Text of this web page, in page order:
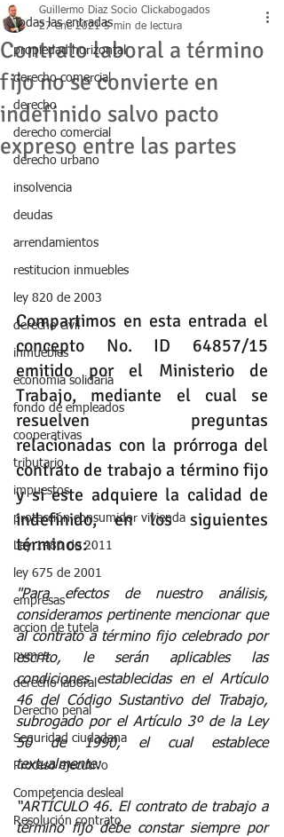
Todas las entradas
propiedad horizontal
derecho comercial
derecho
derecho comercial
derecho urbano
insolvencia
deudas
arrendamientos
restitucion inmuebles
ley 820 de 2003
derecho civil
inmuebles
economia solidaria
fondo de empleados
cooperativas
tributario
impuestos
protección consumidor vivienda
Ley 1480 de 2011
ley 675 de 2001
empresas
accion de tutela
pymes
derecho laboral
Derecho penal
Seguridad ciudadana
Proceso ejecutivo
Competencia desleal
Resolución contrato
Contrato laboral a término
fijo no se convierte en
indefinido salvo pacto
expreso entre las partes
Guillermo Diaz Socio Clickabogados
27 ene 2021 5 min de lectura
Compartimos en esta entrada el
concepto No. ID 64857/15
emitido por el Ministerio de
Trabajo, mediante el cual se
resuelven preguntas
relacionadas con la prórroga del
contrato de trabajo a término fijo
y si este adquiere la calidad de
indefinido, en los siguientes
términos:
"Para efectos de nuestro análisis,
consideramos pertinente mencionar que
al contrato a término fijo celebrado por
escrito, le serán aplicables las
condiciones establecidas en el Artículo
46 del Código Sustantivo del Trabajo,
subrogado por el Artículo 3º de la Ley
50 de 1990, el cual establece
textualmente:
“ARTÍCULO 46. El contrato de trabajo a
término fijo debe constar siempre por